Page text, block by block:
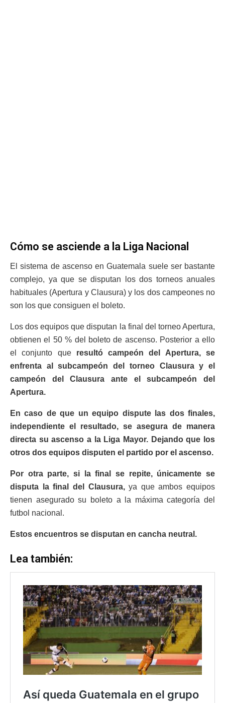
Cómo se asciende a la Liga Nacional
El sistema de ascenso en Guatemala suele ser bastante
complejo, ya que se disputan los dos torneos anuales
habituales (Apertura y Clausura) y los dos campeones no
son los que consiguen el boleto.
Los dos equipos que disputan la final del torneo Apertura,
obtienen el 50 % del boleto de ascenso. Posterior a ello
el conjunto que resultó campeón del Apertura, se
enfrenta al subcampeón del torneo Clausura y el
campeón del Clausura ante el subcampeón del
Apertura.
En caso de que un equipo dispute las dos finales,
independiente el resultado, se asegura de manera
directa su ascenso a la Liga Mayor. Dejando que los
otros dos equipos disputen el partido por el ascenso.
Por otra parte, si la final se repite, únicamente se
disputa lafinal del Clausura,ya que ambos equipos
tienen asegurado su boleto a la máxima categoría del
futbol nacional.
Estos encuentros se disputan en cancha neutral.
Lea también: